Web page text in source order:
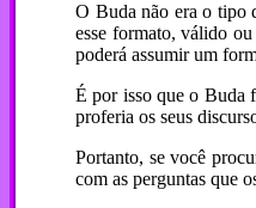
O Buda não era o tipo
esse formato, válido
poderá assumir um
É por isso que o Buda
proferia os seus
Portanto, se você
com as perguntas que